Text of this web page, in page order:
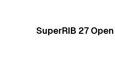
SuperRIB 27 Open